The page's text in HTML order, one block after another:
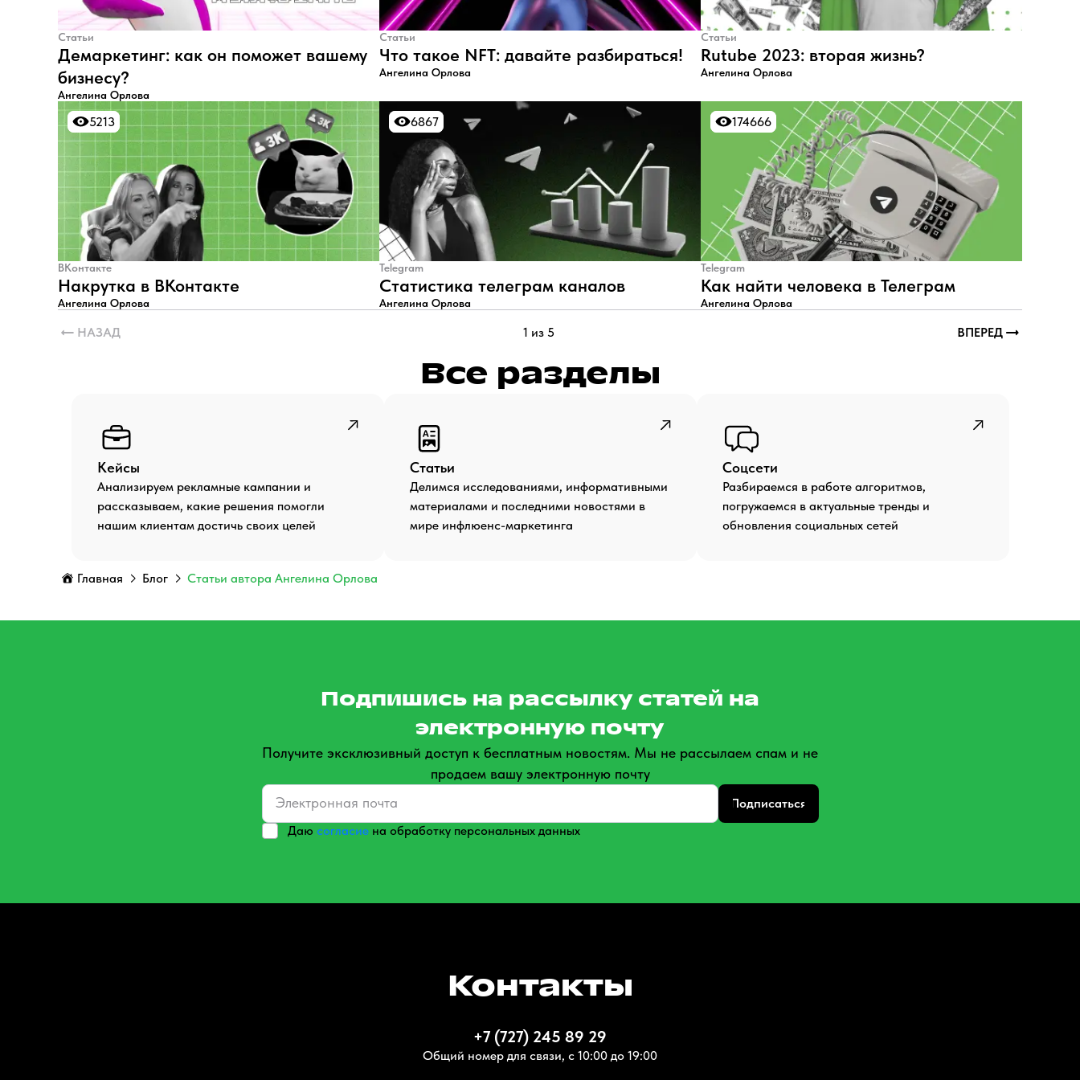
Статьи
Демаркетинг: как он поможет вашему
бизнесу?
Ангелина Орлова
Статьи
Что такое NFT: давайте разбираться!
Ангелина Орлова
Статьи
Rutube 2023: вторая жизнь?
Ангелина Орлова
5213
5213
ВКонтакте
Накрутка в ВКонтакте
Ангелина Орлова
6867
6867
Telegram
Статистика телеграм каналов
Ангелина Орлова
174666
174666
Telegram
Как найти человека в Телеграм
Ангелина Орлова
НАЗАД 1 из 5 ВПЕРЕД
Все разделы
Кейсы
Анализируем рекламные кампании и
рассказываем, какие решения помогли
нашим клиентам достичь своих целей
Статьи
Делимся исследованиями, информативными
материалами и последними новостями в
мире инфлюенс-маркетинга
Соцсети
Разбираемся в работе алгоритмов,
погружаемся в актуальные тренды и
обновления социальных сетей
Главная Блог Статьи автора Ангелина Орлова
Подпишись на рассылку статей на
электронную почту
Получите эксклюзивный доступ к бесплатным новостям. Мы не рассылаем спам и не
продаем вашу электронную почту
Подписаться
Даю согласие на обработку персональных данных
Контакты
+7 (727) 245 89 29
Общий номер для связи, с 10:00 до 19:00